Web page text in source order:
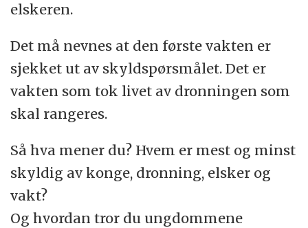
elskeren.
Det må nevnes at den første vakten er
sjekket ut av skyldspørsmålet. Det er
vakten som tok livet av dronningen som
skal rangeres.
Så hva mener du? Hvem er mest og minst
skyldig av konge, dronning, elsker og
vakt?
Og hvordan tror du ungdommene